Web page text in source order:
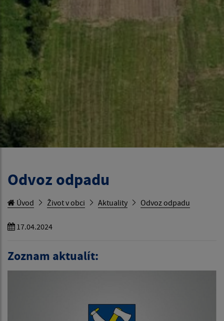
Odvoz odpadu
Úvod Život v obci Aktuality Odvoz odpadu
17.04.2024
Zoznam aktualít: